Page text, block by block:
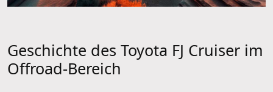
Geschichte des Toyota FJ Cruiser im
Offroad-Bereich